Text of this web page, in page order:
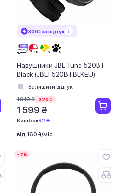
300₴ за відгук
Навушники JBL Tune 520BT
Black (JBLT520BTBLKEU)
Залишити відгук
1 919 ₴ -320 ₴
1 599 ₴
Кешбек32 ₴
від 160 ₴/міс
-17%